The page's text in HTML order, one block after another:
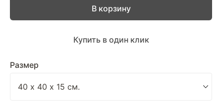
Размер
В корзину
Купить в один клик